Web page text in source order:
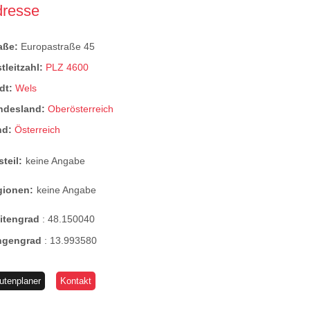
Europastraße 45
PLZ 4600
Wels
Oberösterreich
Österreich
keine Angabe
keine Angabe
:48.150040
: 13.993580
Kontakt